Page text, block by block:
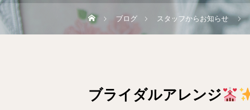
ブログ スタッフからお知らせ
ブライダルアレンジ